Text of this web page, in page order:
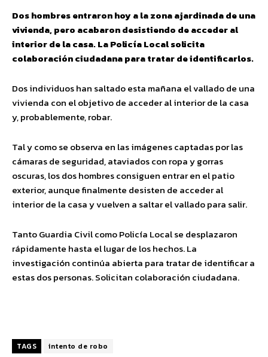
Dos hombres entraron hoy a la zona ajardinada de una
vivienda, pero acabaron desistiendo de acceder al
interior de la casa. La Policía Local solicita
colaboración ciudadana para tratar de identificarlos.
Dos individuos han saltado esta mañana el vallado de una
vivienda con el objetivo de acceder al interior de la casa
y, probablemente, robar.
Tal y como se observa en las imágenes captadas por las
cámaras de seguridad, ataviados con ropa y gorras
oscuras, los dos hombres consiguen entrar en el patio
exterior, aunque finalmente desisten de acceder al
interior de la casa y vuelven a saltar el vallado para salir.
Tanto Guardia Civil como Policía Local se desplazaron
rápidamente hasta el lugar de los hechos. La
investigación continúa abierta para tratar de identificar a
estas dos personas. Solicitan colaboración ciudadana.
TAGS intento de robo